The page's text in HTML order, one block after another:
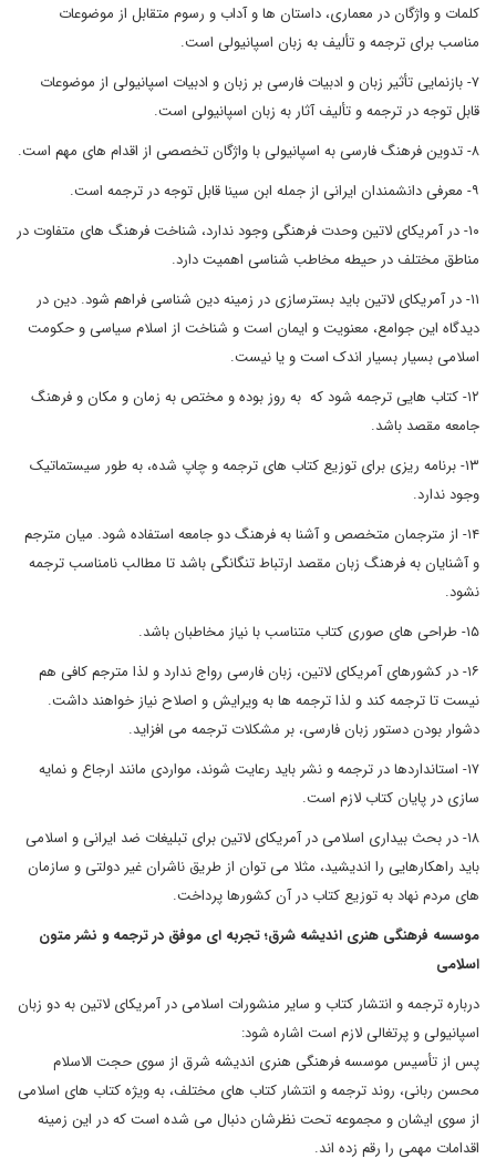
کلمات و واژگان در معماری، داستان ها و آداب و رسوم متقابل از موضوعات
مناسب برای ترجمه و تألیف به زبان اسپانیولی است.
۷- بازنمایی تأثیر زبان و ادبیات فارسی بر زبان و ادبیات اسپانیولی از موضوعات
قابل توجه در ترجمه و تألیف آثار به زبان اسپانیولی است.
۸- تدوین فرهنگ فارسی به اسپانیولی با واژگان تخصصی از اقدام های مهم است.
۹- معرفی دانشمندان ایرانی از جمله ابن سینا قابل توجه در ترجمه است.
۱۰- در آمریکای لاتین وحدت فرهنگی وجود ندارد، شناخت فرهنگ های متفاوت در
مناطق مختلف در حیطه مخاطب شناسی اهمیت دارد.
۱۱- در آمریکای لاتین باید بسترسازی در زمینه دین شناسی فراهم شود. دین در
دیدگاه این جوامع، معنویت و ایمان است و شناخت از اسلام سیاسی و حکومت
اسلامی بسیار بسیار اندک است و یا نیست.
۱۲- کتاب هایی ترجمه شود که به روز بوده و مختص به زمان و مکان و فرهنگ
جامعه مقصد باشد.
۱۳- برنامه ریزی برای توزیع کتاب های ترجمه و چاپ شده، به طور سیستماتیک
وجود ندارد.
۱۴- از مترجمان متخصص و آشنا به فرهنگ دو جامعه استفاده شود. میان مترجم
و آشنایان به فرهنگ زبان مقصد ارتباط تنگانگی باشد تا مطالب نامناسب ترجمه
نشود.
۱۵- طراحی های صوری کتاب متناسب با نیاز مخاطبان باشد.
۱۶- در کشورهای آمریکای لاتین، زبان فارسی رواج ندارد و لذا مترجم کافی هم
نیست تا ترجمه کند و لذا ترجمه ها به ویرایش و اصلاح نیاز خواهند داشت.
دشوار بودن دستور زبان فارسی، بر مشکلات ترجمه می افزاید.
۱۷- استانداردها در ترجمه و نشر باید رعایت شوند، مواردی مانند ارجاع و نمایه
سازی در پایان کتاب لازم است.
۱۸- در بحث بیداری اسلامی در آمریکای لاتین برای تبلیغات ضد ایرانی و اسلامی
باید راهکارهایی را اندیشید، مثلا می توان از طریق ناشران غیر دولتی و سازمان
های مردم نهاد به توزیع کتاب در آن کشورها پرداخت.
موسسه فرهنگی هنری اندیشه شرق؛ تجربه ای موفق در ترجمه و نشر متون
اسلامی
درباره ترجمه و انتشار کتاب و سایر منشورات اسلامی در آمریکای لاتین به دو زبان
اسپانیولی و پرتغالی لازم است اشاره شود:
پس از تأسیس موسسه فرهنگی هنری اندیشه شرق از سوی حجت الاسلام
محسن ربانی، روند ترجمه و انتشار کتاب های مختلف، به ویژه کتاب های اسلامی
از سوی ایشان و مجموعه تحت نظرشان دنبال می شده است که در این زمینه
اقدامات مهمی را رقم زده اند.